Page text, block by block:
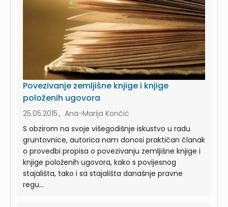
Povezivanje zemljišne knjige i knjige
položenih ugovora
25.05.2015., Ana-Marija Končić
S obzirom na svoje višegodišnje iskustvo u radu
gruntovnice, autorica nam donosi praktičan članak
o provedbi propisa o povezivanju zemljišne knjige i
knjige položenih ugovora, kako s povijesnog
stajališta, tako i sa stajališta današnje pravne
regu...